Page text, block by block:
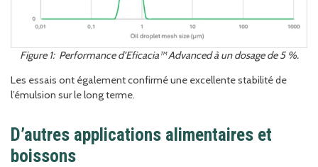
Figure 1: Performance d’Eficacia™ Advanced à un dosage de 5 %.
Les essais ont également confirmé une excellente stabilité de
l’émulsion sur le long terme.
D’autres applications alimentaires et
boissons